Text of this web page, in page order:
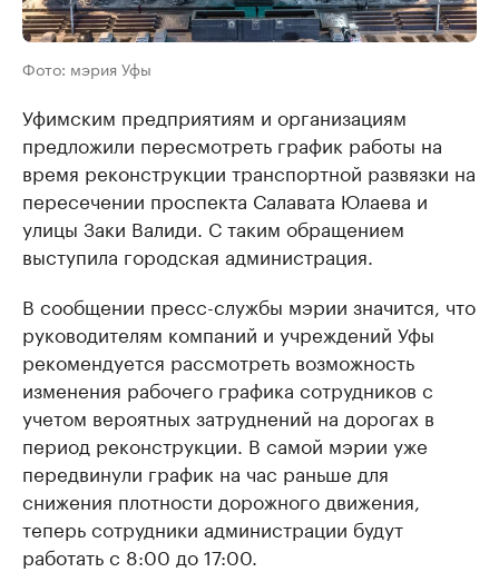
Фото: мэрия Уфы
Уфимским предприятиям и организациям
предложили пересмотреть график работы на
время реконструкции транспортной развязки на
пересечении проспекта Салавата Юлаева и
улицы Заки Валиди. С таким обращением
выступила городская администрация.
В сообщении пресс-службы мэрии значится, что
руководителям компаний и учреждений Уфы
рекомендуется рассмотреть возможность
изменения рабочего графика сотрудников с
учетом вероятных затруднений на дорогах в
период реконструкции. В самой мэрии уже
передвинули график на час раньше для
снижения плотности дорожного движения,
теперь сотрудники администрации будут
работать с 8:00 до 17:00.